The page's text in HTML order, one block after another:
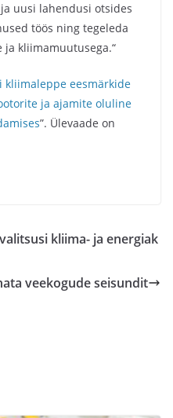
uusi lahendusi otsides
töös ning tegeleda
ja kliimamuutusega.“
kliimaleppe eesmärkide
ja ajamite oluline
”. Ülevaade on
kliima- ja energiak
veekogude seisundit